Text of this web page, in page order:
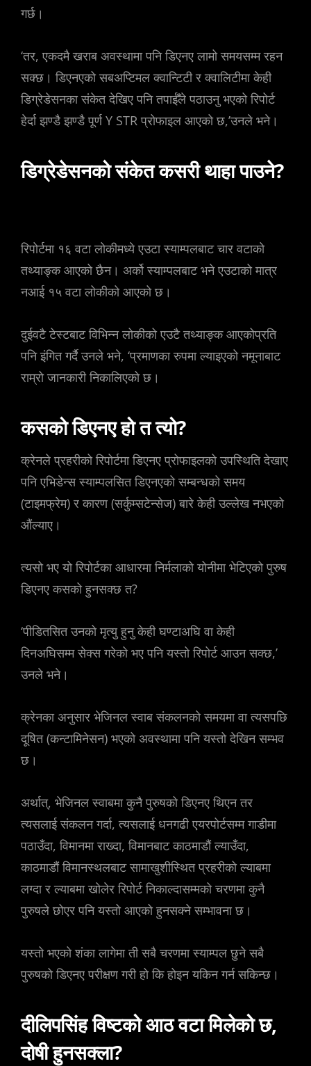
गर्छ।
‘तर, एकदमै खराब अवस्थामा पनि डिएनए लामो समयसम्म रहन
सक्छ। डिएनएको सबअप्टिमल क्वान्टिटी र क्वालिटीमा केही
डिग्रेडेसनका संकेत देखिए पनि तपाईँले पठाउनु भएको रिपोर्ट
हेर्दा झण्डै झण्डै पूर्ण Y STR प्रोफाइल आएको छ,’उनले भने।
डिग्रेडेसनको संकेत कसरी थाहा पाउने?
रिपोर्टमा १६ वटा लोकीमध्ये एउटा स्याम्पलबाट चार वटाको
तथ्याङ्क आएको छैन। अर्को स्याम्पलबाट भने एउटाको मात्र
नआई १५ वटा लोकीको आएको छ।
दुईवटै टेस्टबाट विभिन्न लोकीको एउटै तथ्याङ्क आएकोप्रति
पनि इंगित गर्दै उनले भने, ‘प्रमाणका रुपमा ल्याइएको नमूनाबाट
राम्रो जानकारी निकालिएको छ।
कसको डिएनए हो त त्यो?
क्रेनले प्रहरीको रिपोर्टमा डिएनए प्रोफाइलको उपस्थिति देखाए
पनि एभिडेन्स स्याम्पलसित डिएनएको सम्बन्धको समय
(टाइमफ्रेम) र कारण (सर्कुम्सटेन्सेज) बारे केही उल्लेख नभएको
औंल्याए।
त्यसो भए यो रिपोर्टका आधारमा निर्मलाको योनीमा भेटिएको पुरुष
डिएनए कसको हुनसक्छ त?
‘पीडितसित उनको मृत्यु हुनु केही घण्टाअघि वा केही
दिनअघिसम्म सेक्स गरेको भए पनि यस्तो रिपोर्ट आउन सक्छ,’
उनले भने।
क्रेनका अनुसार भेजिनल स्वाब संकलनको समयमा वा त्यसपछि
दूषित (कन्टामिनेसन) भएको अवस्थामा पनि यस्तो देखिन सम्भव
छ।
अर्थात्, भेजिनल स्वाबमा कुनै पुरुषको डिएनए थिएन तर
त्यसलाई संकलन गर्दा, त्यसलाई धनगढी एयरपोर्टसम्म गाडीमा
पठाउँदा, विमानमा राख्दा, विमानबाट काठमाडौं ल्याउँदा,
काठमाडौं विमानस्थलबाट सामाखुशीस्थित प्रहरीको ल्याबमा
लग्दा र ल्याबमा खोलेर रिपोर्ट निकाल्दासम्मको चरणमा कुनै
पुरुषले छोएर पनि यस्तो आएको हुनसक्ने सम्भावना छ।
यस्तो भएको शंका लागेमा ती सबै चरणमा स्याम्पल छुने सबै
पुरुषको डिएनए परीक्षण गरी हो कि होइन यकिन गर्न सकिन्छ।
दीलिपसिंह विष्टको आठ वटा मिलेको छ,
दोषी हुनसक्ला?